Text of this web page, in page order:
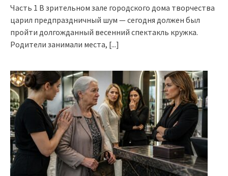
Часть 1 В зрительном зале городского дома творчества
царил предпраздничный шум — сегодня должен был
пройти долгожданный весенний спектакль кружка.
Родители занимали места, [...]